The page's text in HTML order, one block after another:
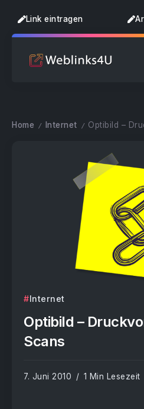
Link eintragen
Home / Internet / Optibild –
Internet
Optibild –
Scans
7. Juni 2010 1 Min Lesezeit